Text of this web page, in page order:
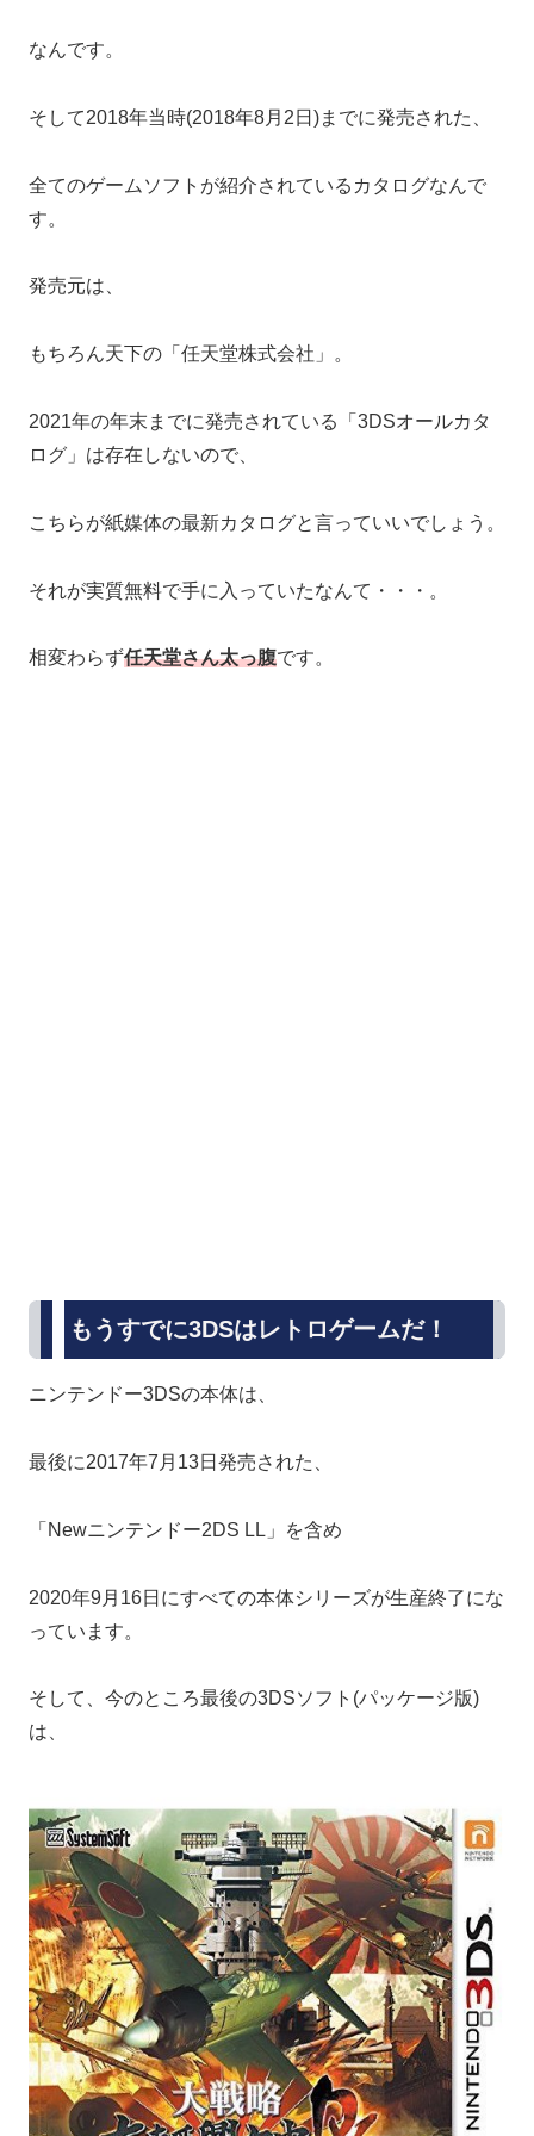
なんです。
そして2018年当時(2018年8月2日)までに発売された、
全てのゲームソフトが紹介されているカタログなんで
す。
発売元は、
もちろん天下の「任天堂株式会社」。
2021年の年末までに発売されている「3DSオールカタ
ログ」は存在しないので、
こちらが紙媒体の最新カタログと言っていいでしょう。
それが実質無料で手に入っていたなんて・・・。
相変わらず任天堂さん太っ腹です。
もうすでに3DSはレトロゲームだ！
ニンテンドー3DSの本体は、
最後に2017年7月13日発売された、
「Newニンテンドー2DS LL」を含め
2020年9月16日にすべての本体シリーズが生産終了にな
っています。
そして、今のところ最後の3DSソフト(パッケージ版)
は、